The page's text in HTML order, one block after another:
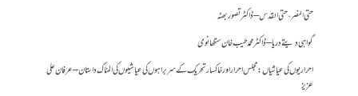
حتی النصر ، حتی القدس – ڈاکٹر تصور بھٹہ
گواہی دیتے دریا – ڈاکٹر محمد طیب خان سنگھانوی
احراریوں کی عیاشیاں : مجلس احرار اور خاکسار تحریک کے سربراہوں کی عیاشیوں کی المناک داستان – عرفان علی
عزیز